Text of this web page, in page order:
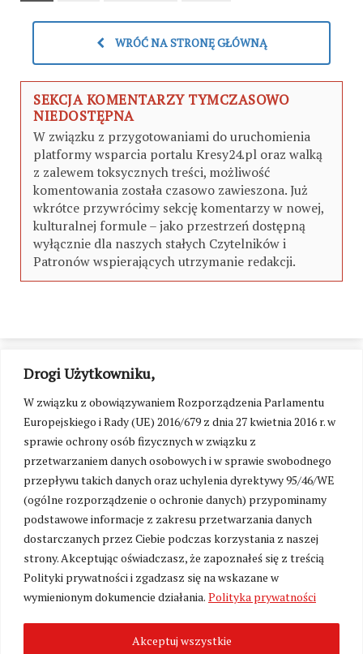
Drogi Użytkowniku,
W związku z obowiązywaniem Rozporządzenia Parlamentu
Europejskiego i Rady (UE) 2016/679 z dnia 27 kwietnia 2016 r. w
sprawie ochrony osób fizycznych w związku z
przetwarzaniem danych osobowych i w sprawie swobodnego
przepływu takich danych oraz uchylenia dyrektywy 95/46/WE
(ogólne rozporządzenie o ochronie danych) przypominamy
podstawowe informacje z zakresu przetwarzania danych
dostarczanych przez Ciebie podczas korzystania z naszej
strony. Akceptując oświadczasz, że zapoznałeś się z treścią
Polityki prywatności i zgadzasz się na wskazane w
wymienionym dokumencie działania. Polityka prywatności
Akceptuj wszystkie
WRÓĆ NA STRONĘ GŁÓWNĄ
SEKCJA KOMENTARZY TYMCZASOWO
NIEDOSTĘPNA
W związku z przygotowaniami do uruchomienia
platformy wsparcia portalu Kresy24.pl oraz walką
z zalewem toksycznych treści, możliwość
komentowania została czasowo zawieszona. Już
wkrótce przywrócimy sekcję komentarzy w nowej,
kulturalnej formule – jako przestrzeń dostępną
wyłącznie dla naszych stałych Czytelników i
Patronów wspierających utrzymanie redakcji.
Zmień ustawienia cookies
2026. Wszelkie Prawa Zastrzeżone.